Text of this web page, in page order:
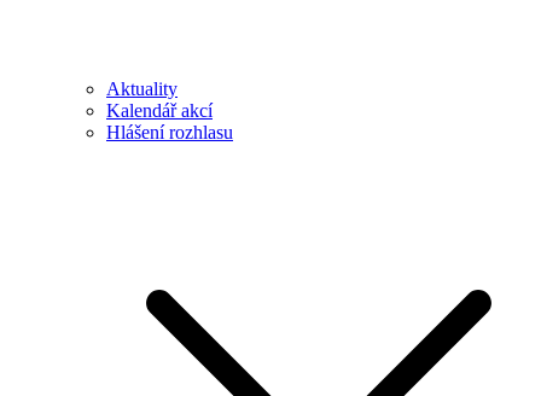
Aktuality
Kalendář akcí
Hlášení rozhlasu